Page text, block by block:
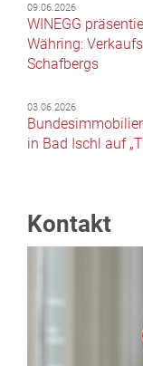
09.06.2026
WINEGG
Währing:
Schafbergs
03.06.2026
in Bad Ischl auf
Kontakt